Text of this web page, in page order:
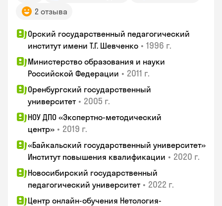
2 отзыва
Орский государственный педагогический
институт имени Т.Г. Шевченко • 1996 г.
Министерство образования и науки
Российской Федерации • 2011 г.
Оренбургский государственный
университет • 2005 г.
НОУ ДПО «Экспертно-методический
центр» • 2019 г.
«Байкальский государственный университет»
Институт повышения квалификации • 2020 г.
Новосибирский государственный
педагогический университет • 2022 г.
Центр онлайн-обучения Нетология-